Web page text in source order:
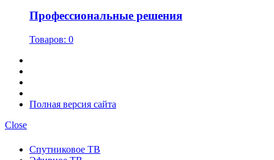
Профессиональные решения
Товаров: 0
Полная версия сайта
Close
Спутниковое ТВ